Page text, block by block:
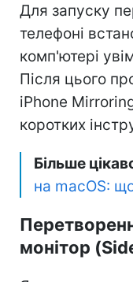
Для запуску
телефоні
комп'ютері
Після цього
iPhone
коротких
Більше
на macOS:
монітор